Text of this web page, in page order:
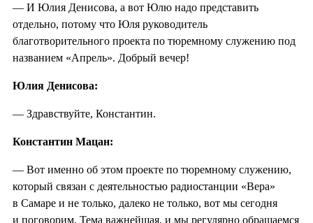
— И Юлия Денисова, а вот Юлю надо представить
отдельно, потому что Юля руководитель
благотворительного проекта по тюремному служению под
названием «Апрель». Добрый вечер!
Юлия Денисова:
— Здравствуйте, Константин.
Константин Мацан:
— Вот именно об этом проекте по тюремному служению,
который связан с деятельностью радиостанции «Вера»
в Самаре и не только, далеко не только, вот мы сегодня
и поговорим. Тема важнейшая, и мы регулярно обращаемся